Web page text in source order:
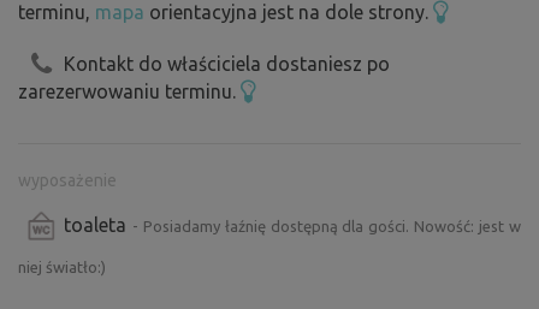
terminu, mapa orientacyjna jest na dole strony.
Kontakt do właściciela dostaniesz po
zarezerwowaniu terminu.
wyposażenie
toaleta - Posiadamy łaźnię dostępną dla gości. Nowość: jest w
niej światło:)